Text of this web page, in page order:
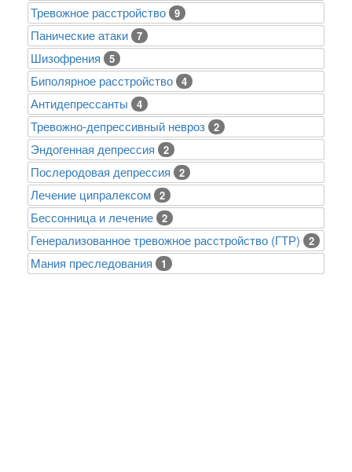
Тревожное расстройство 9
Панические атаки 7
Шизофрения 5
Биполярное расстройство 4
Антидепрессанты 4
Тревожно-депрессивный невроз 2
Эндогенная депрессия 2
Послеродовая депрессия 2
Лечение ципралексом 2
Бессонница и лечение 2
Генерализованное тревожное расстройство (ГТР) 2
Mания преследования 1